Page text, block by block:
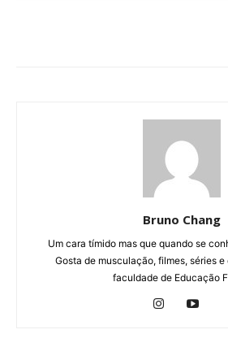
Bruno Chang
Um cara tímido mas que quando se
Gosta de musculação, filmes, séries
faculdade de Educação